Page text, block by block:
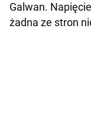
Galwan.
żadna ze stron